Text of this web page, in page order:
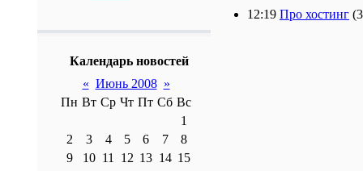
Календарь новостей
« Июнь 2008 »
Пн Вт Ср Чт Пт Сб Вс
1
2
3 4 5 6 7
8
9
10 11 12 13 14 15
12:19 Про хостинг